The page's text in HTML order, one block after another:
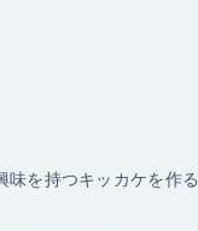
味を持つキッカケを作る